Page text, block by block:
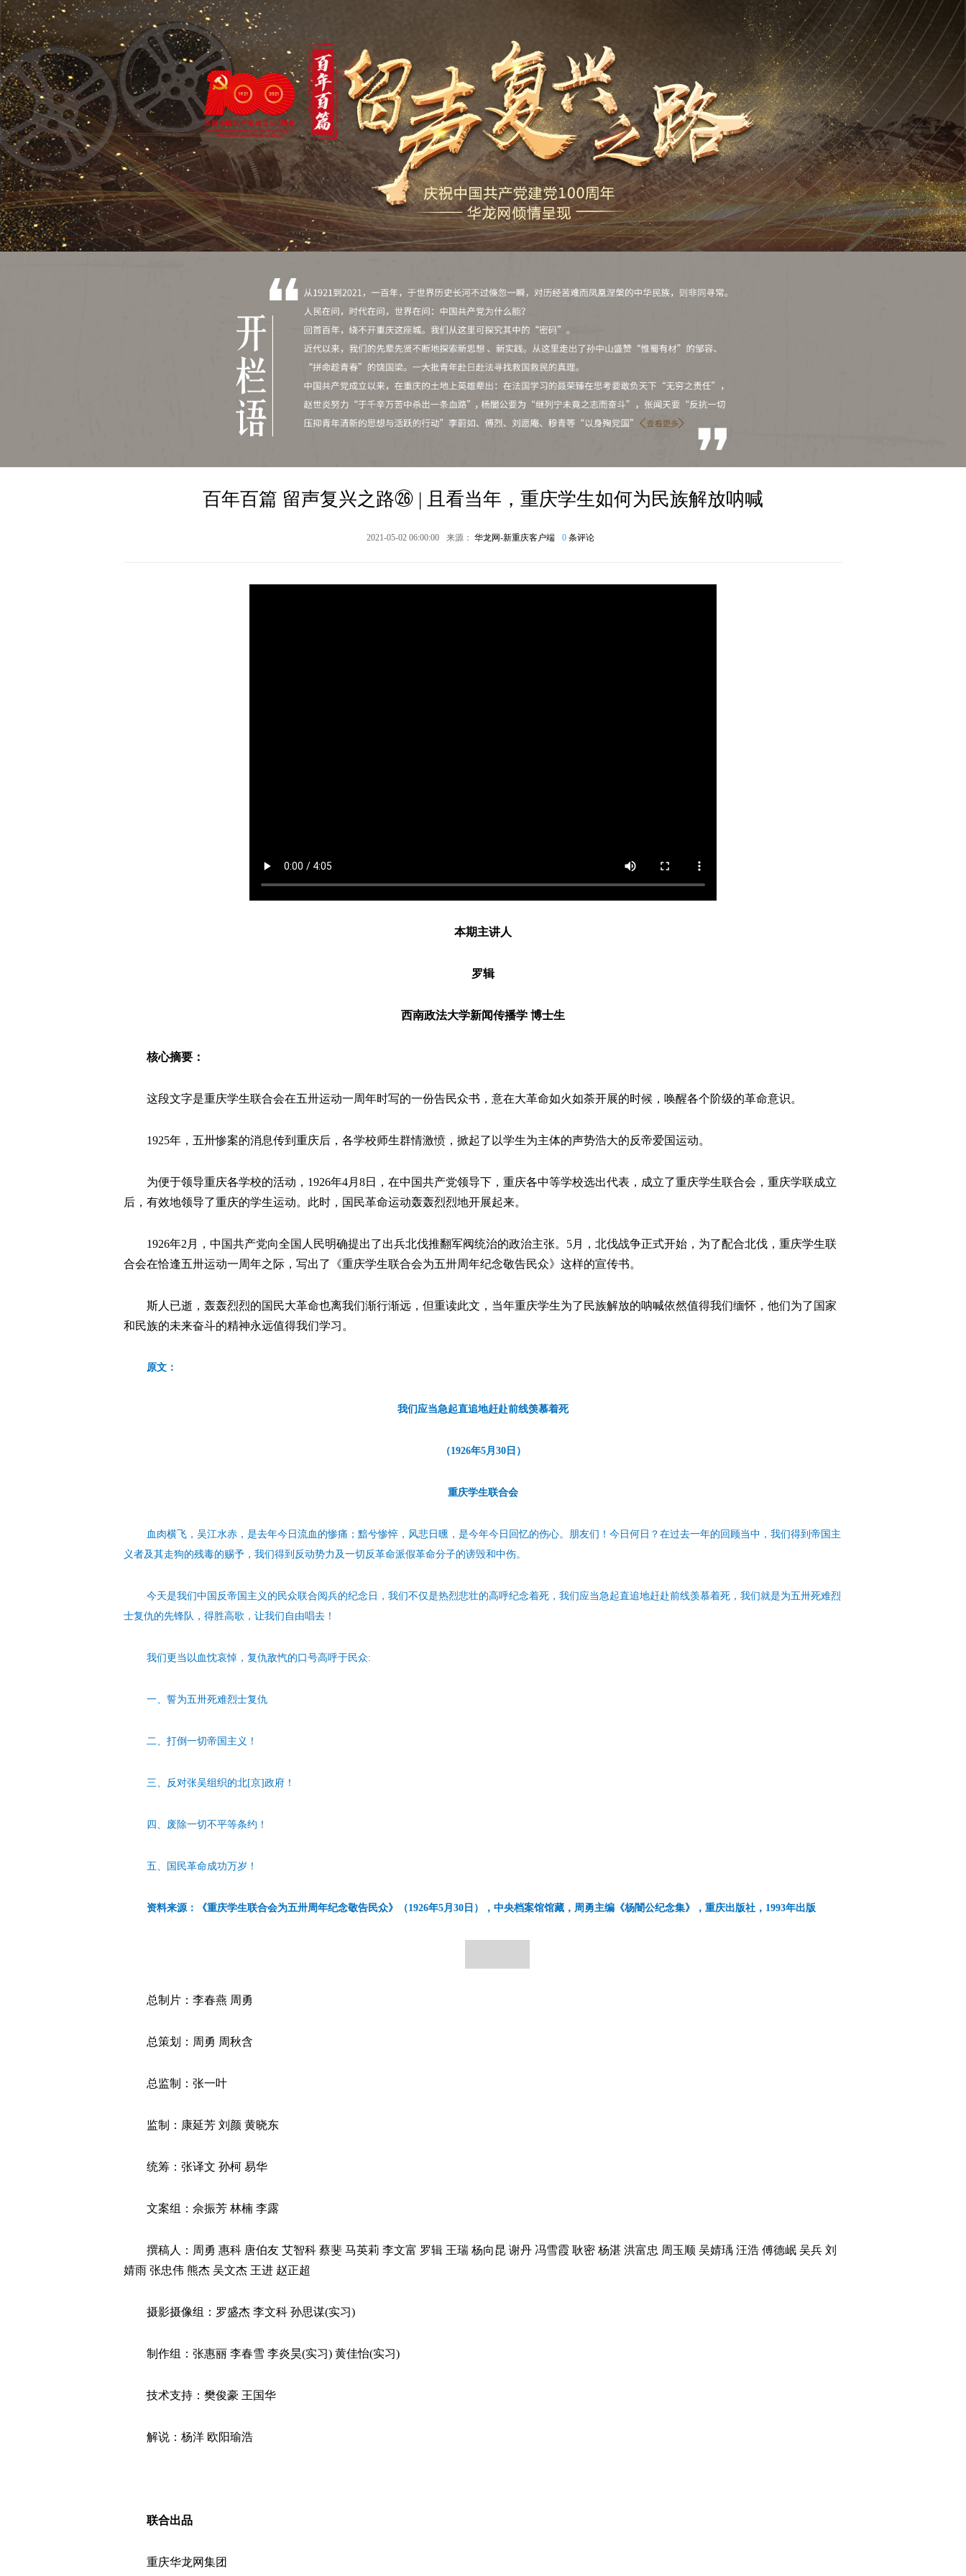
百年百篇 留声复兴之路㉖ | 且看当年，重庆学生如何为民族解放呐喊
2021-05-02 06:00:00 来源： 华龙网-新重庆客户端 0 条评论
本期主讲人
罗辑
西南政法大学新闻传播学 博士生
核心摘要：
这段文字是重庆学生联合会在五卅运动一周年时写的一份告民众书，意在大革命如火如荼开展的时候，唤醒各个阶级的革命意识。
1925年，五卅惨案的消息传到重庆后，各学校师生群情激愤，掀起了以学生为主体的声势浩大的反帝爱国运动。
为便于领导重庆各学校的活动，1926年4月8日，在中国共产党领导下，重庆各中等学校选出代表，成立了重庆学生联合会，重庆学联成立
后，有效地领导了重庆的学生运动。此时，国民革命运动轰轰烈烈地开展起来。
1926年2月，中国共产党向全国人民明确提出了出兵北伐推翻军阀统治的政治主张。5月，北伐战争正式开始，为了配合北伐，重庆学生联
合会在恰逢五卅运动一周年之际，写出了《重庆学生联合会为五卅周年纪念敬告民众》这样的宣传书。
斯人已逝，轰轰烈烈的国民大革命也离我们渐行渐远，但重读此文，当年重庆学生为了民族解放的呐喊依然值得我们缅怀，他们为了国家
和民族的未来奋斗的精神永远值得我们学习。
原文：
我们应当急起直追地赶赴前线羡慕着死
（1926年5月30日）
重庆学生联合会
血肉横飞，吴江水赤，是去年今日流血的惨痛；黯兮惨悴，风悲日曛，是今年今日回忆的伤心。朋友们！今日何日？在过去一年的回顾当中，我们得到帝国主
义者及其走狗的残毒的赐予，我们得到反动势力及一切反革命派假革命分子的谤毁和中伤。
今天是我们中国反帝国主义的民众联合阅兵的纪念日，我们不仅是热烈悲壮的高呼纪念着死，我们应当急起直追地赶赴前线羡慕着死，我们就是为五卅死难烈
士复仇的先锋队，得胜高歌，让我们自由唱去！
我们更当以血忱哀悼，复仇敌忾的口号高呼于民众:
一、誓为五卅死难烈士复仇
二、打倒一切帝国主义！
三、反对张吴组织的北[京]政府！
四、废除一切不平等条约！
五、国民革命成功万岁！
资料来源：《重庆学生联合会为五卅周年纪念敬告民众》（1926年5月30日），中央档案馆馆藏，周勇主编《杨闇公纪念集》，重庆出版社，1993年出版
总制片：李春燕 周勇
总策划：周勇 周秋含
总监制：张一叶
监制：康延芳 刘颜 黄晓东
统筹：张译文 孙柯 易华
文案组：佘振芳 林楠 李露
撰稿人：周勇 惠科 唐伯友 艾智科 蔡斐 马英莉 李文富 罗辑 王瑞 杨向昆 谢丹 冯雪霞 耿密 杨湛 洪富忠 周玉顺 吴婧瑀 汪浩 傅德岷 吴兵 刘
婧雨 张忠伟 熊杰 吴文杰 王进 赵正超
摄影摄像组：罗盛杰 李文科 孙思谋(实习)
制作组：张惠丽 李春雪 李炎昊(实习) 黄佳怡(实习)
技术支持：樊俊豪 王国华
解说：杨洋 欧阳瑜浩
联合出品
重庆华龙网集团